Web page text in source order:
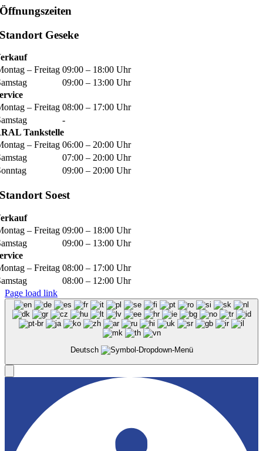
Öffnungszeiten
Standort Geseke
– Freitag 09:00 – 18:00 Uhr
09:00 – 13:00 Uhr
– Freitag 08:00 – 17:00 Uhr
-
Tankstelle
– Freitag 06:00 – 20:00 Uhr
07:00 – 20:00 Uhr
09:00 – 20:00 Uhr
Standort Soest
– Freitag 09:00 – 18:00 Uhr
09:00 – 13:00 Uhr
– Freitag 08:00 – 17:00 Uhr
08:00 – 12:00 Uhr
Page load link
Deutsch